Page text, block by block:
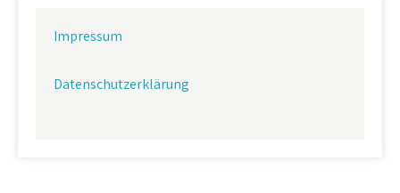
Impressum
Datenschutzerklärung